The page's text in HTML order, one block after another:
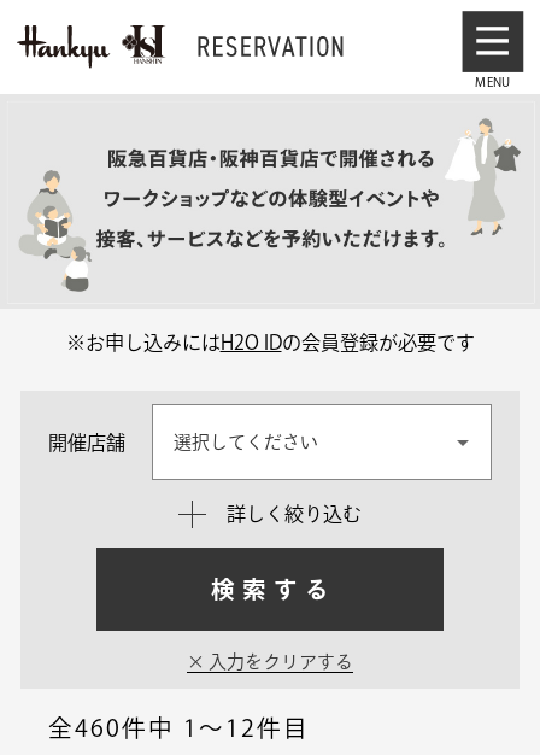
※お申し込みにはH2O IDの会員登録が必要です
開催店舗 選択してください
詳しく絞り込む
検索する
入力をクリアする
全460件中 1～12件目